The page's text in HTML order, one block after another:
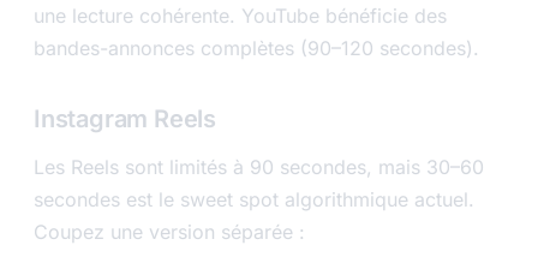
une lecture cohérente. YouTube bénéficie des
bandes-annonces complètes (90–120 secondes).
Instagram Reels
Les Reels sont limités à 90 secondes, mais 30–60
secondes est le sweet spot algorithmique actuel.
Coupez une version séparée :